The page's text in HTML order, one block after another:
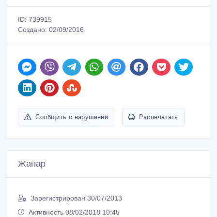
ID: 739915
Создано: 02/09/2016
Сообщить о нарушении Распечатать
Жанар
Зарегистрирован 30/07/2013
Активность 08/02/2018 10:45